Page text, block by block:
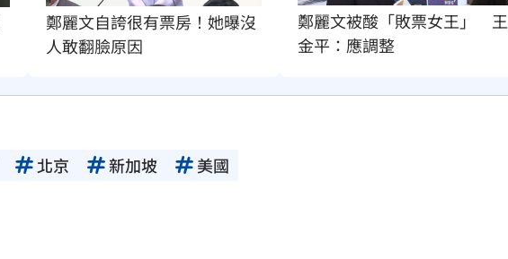
鄭麗文自誇很有票房！她曝沒
人敢翻臉原因
鄭麗文被酸「敗票女王」　王
金平：應調整
北京 新加坡 美國